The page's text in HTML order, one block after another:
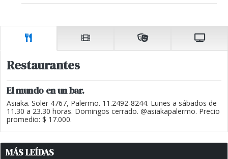
Restaurantes
El mundo en un bar.
Asiaka. Soler 4767, Palermo. 11.2492-8244. Lunes a sábados de
11.30 a 23.30 horas. Domingos cerrado. @asiakapalermo. Precio
promedio: $ 17.000.
MÁS LEÍDAS